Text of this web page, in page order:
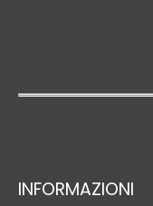
INFORMAZIONI